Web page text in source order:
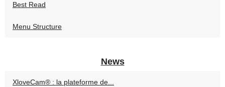
Best Read
Menu Structure
News
XloveCam® : la plateforme de...